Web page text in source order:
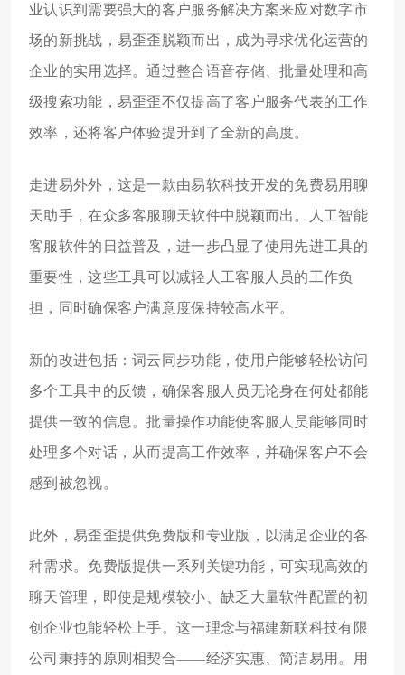
业认识到需要强大的客户服务解决方案来应对数字市
场的新挑战，易歪歪脱颖而出，成为寻求优化运营的
企业的实用选择。通过整合语音存储、批量处理和高
级搜索功能，易歪歪不仅提高了客户服务代表的工作
效率，还将客户体验提升到了全新的高度。
走进易外外，这是一款由易软科技开发的免费易用聊
天助手，在众多客服聊天软件中脱颖而出。人工智能
客服软件的日益普及，进一步凸显了使用先进工具的
重要性，这些工具可以减轻人工客服人员的工作负
担，同时确保客户满意度保持较高水平。
新的改进包括：词云同步功能，使用户能够轻松访问
多个工具中的反馈，确保客服人员无论身在何处都能
提供一致的信息。批量操作功能使客服人员能够同时
处理多个对话，从而提高工作效率，并确保客户不会
感到被忽视。
此外，易歪歪提供免费版和专业版，以满足企业的各
种需求。免费版提供一系列关键功能，可实现高效的
聊天管理，即使是规模较小、缺乏大量软件配置的初
创企业也能轻松上手。这一理念与福建新联科技有限
公司秉持的原则相契合——经济实惠、简洁易用。用